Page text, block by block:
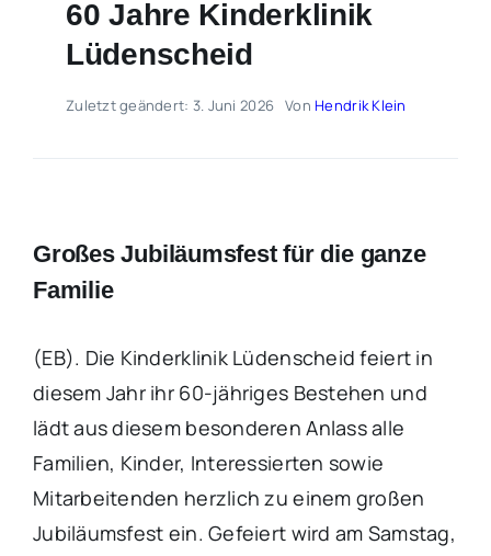
60 Jahre Kinderklinik
Lüdenscheid
Zuletzt geändert: 3. Juni 2026 VonHendrik Klein
Großes Jubiläumsfest für die ganze
Familie
(EB). Die Kinderklinik Lüdenscheid feiert in
diesem Jahr ihr 60-jähriges Bestehen und
lädt aus diesem besonderen Anlass alle
Familien, Kinder, Interessierten sowie
Mitarbeitenden herzlich zu einem großen
Jubiläumsfest ein. Gefeiert wird am Samstag,